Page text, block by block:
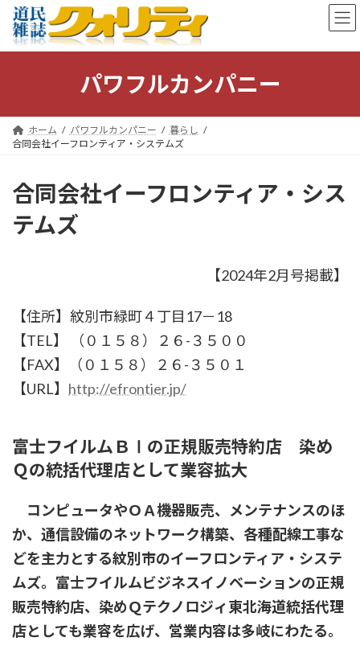
ン
キ
ー
に
パワフルカンパニー
ホーム パワフルカンパニー
暮らし
合同会社イーフロンティア・システムズ
合同会社イーフロンティア・シス
テムズ
【2024年2月号掲載】
【住所】紋別市緑町４丁目17－18
【TEL】 （０１５８）２６-３５００
【FAX】（０１５８）２６-３５０１
【URL】 http://efrontier.jp/
富士フイルムＢⅠの正規販売特約店 染め
Ｑの統括代理店として業容拡大
コンピュータやＯＡ機器販売、メンテナンスのほ
か、通信設備のネットワーク構築、各種配線工事な
どを主力とする紋別市のイーフロンティア・システ
ムズ。富士フイルムビジネスイノベーションの正規
販売特約店、染めＱテクノロジィ東北海道統括代理
店としても業容を広げ、営業内容は多岐にわたる。